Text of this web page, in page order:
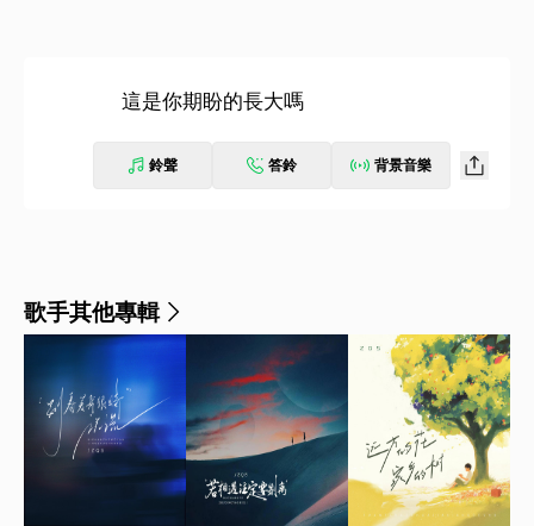
這是你期盼的長大嗎
鈴聲 答鈴 背景音樂
歌手其他專輯